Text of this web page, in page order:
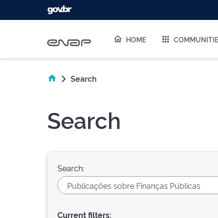
HOME
Search
Search
Search:
Current filters: